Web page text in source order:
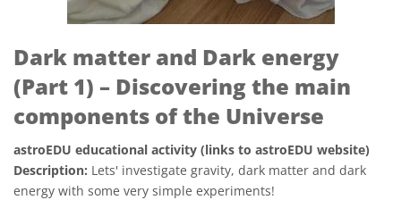
Dark matter and Dark energy
(Part 1) – Discovering the main
components of the Universe
astroEDU educational activity (links to astroEDU website)
Description: Lets' investigate gravity, dark matter and dark
energy with some very simple experiments!